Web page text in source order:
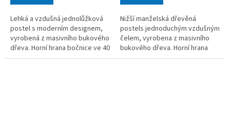
Lehká a vzdušná jednolůžková
postel s moderním designem,
vyrobená z masivního bukového
dřeva. Horní hrana bočnice ve 40
cm.
Nižší manželská dřevěná
postels jednoduchým vzdušným
čelem, vyrobena z masivního
bukového dřeva. Horní hrana
bočnice ve 40 cm.